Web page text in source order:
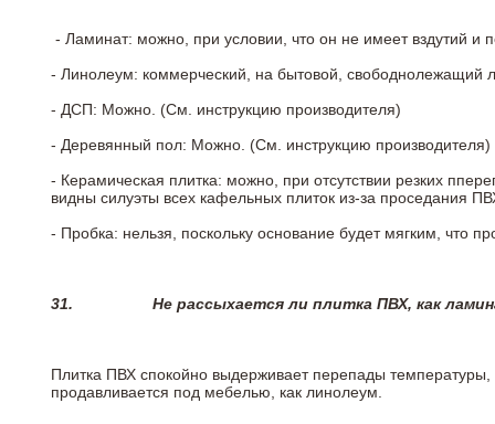
- Ламинат: можно, при условии, что он не имеет вздутий
- Линолеум: коммерческий, на бытовой, свободнолежащий
- ДСП: Можно. (См. инструкцию производителя)
- Деревянный пол: Можно. (См. инструкцию производителя)
- Керамическая плитка: можно, при отсутствии резких
видны силуэты всех кафельных плиток из-за проседания
- Пробка: нельзя, поскольку основание будет мягким, что
31. Не рассыхается ли плитка ПВХ, как
Плитка ПВХ спокойно выдерживает перепады температуры,
продавливается под мебелью, как линолеум.